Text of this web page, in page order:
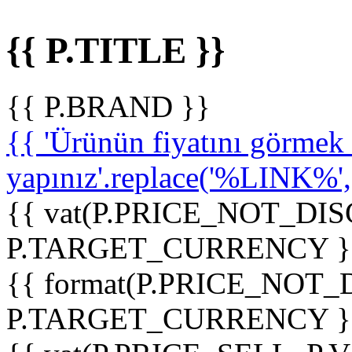
{{ P.TITLE }}
{{ P.BRAND }}
{{ 'Ürünün fiyatını
{{
P.TARGET_CURRENCY
{{
P.TARGET_CURRENCY